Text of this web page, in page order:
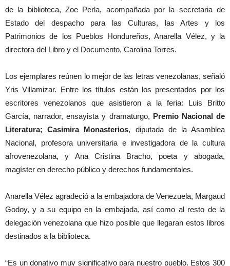
de la biblioteca, Zoe Perla, acompañada por la secretaria de
Estado del despacho para las Culturas, las Artes y los
Patrimonios de los Pueblos Hondureños, Anarella Vélez, y la
directora del Libro y el Documento, Carolina Torres.
Los ejemplares reúnen lo mejor de las letras venezolanas, señaló
Yris Villamizar. Entre los títulos están los presentados por los
escritores venezolanos que asistieron a la feria: Luis Britto
García, narrador, ensayista y dramaturgo, Premio Nacional de
Literatura; Casimira Monasterios, diputada de la Asamblea
Nacional, profesora universitaria e investigadora de la cultura
afrovenezolana, y Ana Cristina Bracho, poeta y abogada,
magíster en derecho público y derechos fundamentales.
Anarella Vélez agradeció a la embajadora de Venezuela, Margaud
Godoy, y a su equipo en la embajada, así como al resto de la
delegación venezolana que hizo posible que llegaran estos libros
destinados a la biblioteca.
“Es un donativo muy significativo para nuestro pueblo. Estos 300